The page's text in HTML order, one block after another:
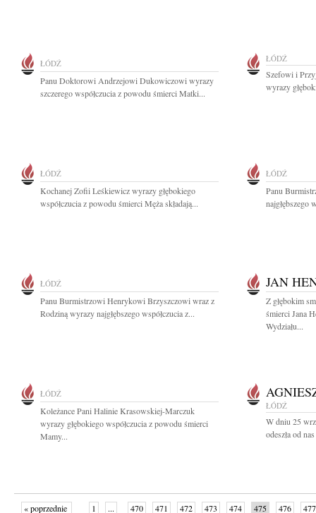
ŁÓDŹ
Panu Doktorowi Andrzejowi Dukowiczowi wyrazy
szczerego współczucia z powodu śmierci Matki...
ŁÓDŹ
Szefowi i
wyrazy
ŁÓDŹ
Kochanej Zofii Leśkiewicz wyrazy głębokiego
współczucia z powodu śmierci Męża składają...
ŁÓDŹ
Panu
najgłębszego
ŁÓDŹ
Panu Burmistrzowi Henrykowi Brzyszczowi wraz z
Rodziną wyrazy najgłębszego współczucia z...
JAN
Z głębokim
śmierci Jana
Wydziału...
ŁÓDŹ
Koleżance Pani Halinie Krasowskiej-Marczuk
wyrazy głębokiego współczucia z powodu śmierci
Mamy...
ŁÓDŹ
W dniu 25
odeszła od
« poprzednie 1 ... 470 471 472 473 474 475 476 477